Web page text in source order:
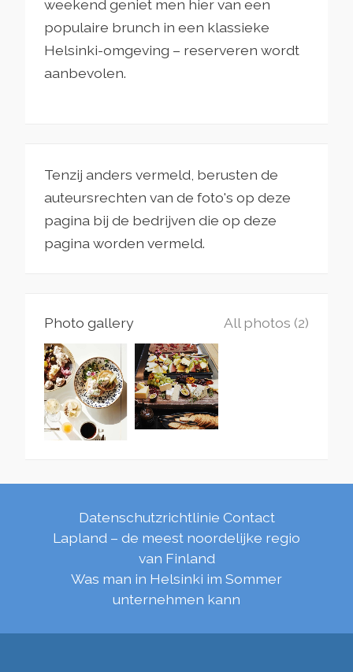
weekend geniet men hier van een
populaire brunch in een klassieke
Helsinki-omgeving – reserveren wordt
aanbevolen.
Tenzij anders vermeld, berusten de
auteursrechten van de foto's op deze
pagina bij de bedrijven die op deze
pagina worden vermeld.
Photo gallery All photos (2)
Datenschutzrichtlinie Contact
Lapland – de meest noordelijke regio
van Finland
Was man in Helsinki im Sommer
unternehmen kann